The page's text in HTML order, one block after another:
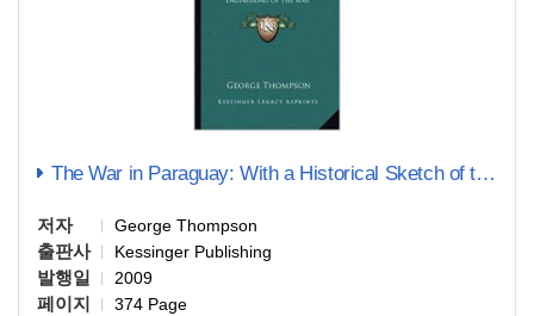
The War in Paraguay: With a Historical Sketch of the Country and Its people and …
저자 George Thompson
출판사 Kessinger Publishing
발행일 2009
페이지 374 Page